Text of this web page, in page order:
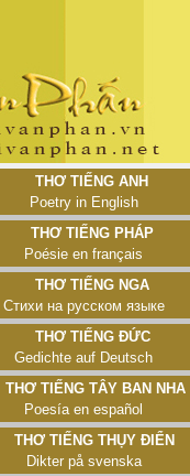
Thơ tiếng Anh
Poetry in English
Thơ tiếng Pháp
Poésie en français
Thơ tiếng Nga
Стихи на русском языке
Thơ tiếng Đức
Gedichte auf Deutsch
Thơ tiếng Tây Ban Nha
Poesía en español
Thơ tiếng Thụy Điển
Dikter på svenska